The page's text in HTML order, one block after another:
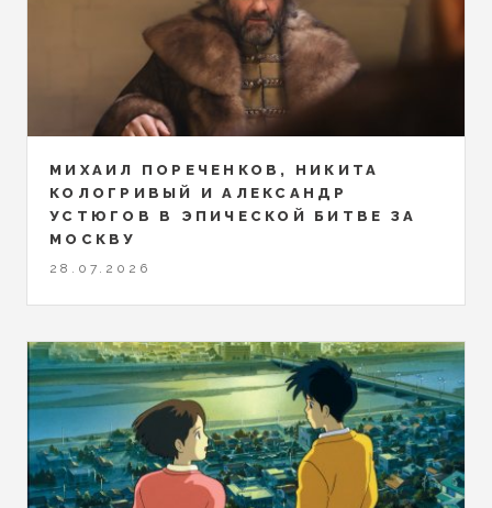
МИХАИЛ ПОРЕЧЕНКОВ, НИКИТА
КОЛОГРИВЫЙ И АЛЕКСАНДР
УСТЮГОВ В ЭПИЧЕСКОЙ БИТВЕ ЗА
МОСКВУ
28.07.2026